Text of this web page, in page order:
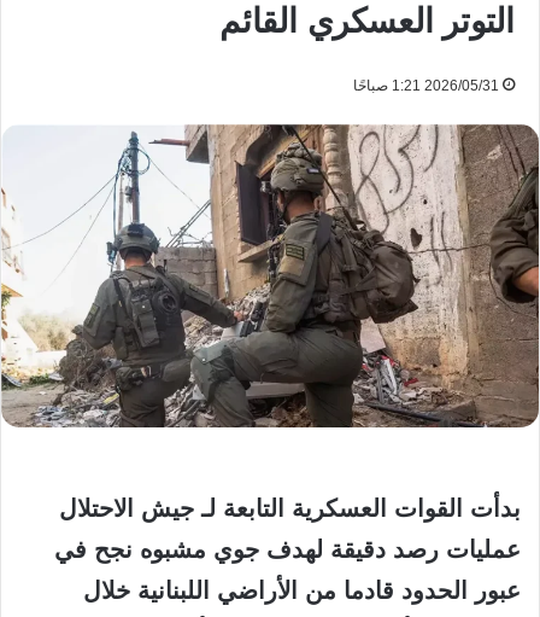
التوتر العسكري القائم
2026/05/31 1:21 صباحًا
بدأت القوات العسكرية التابعة لـ جيش الاحتلال
عمليات رصد دقيقة لهدف جوي مشبوه نجح في
عبور الحدود قادما من الأراضي اللبنانية خلال